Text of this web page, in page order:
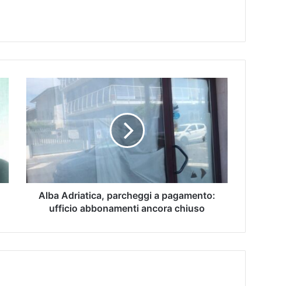
Alba Adriatica, parcheggi a pagamento:
ufficio abbonamenti ancora chiuso